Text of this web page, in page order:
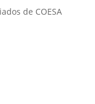
de COESA